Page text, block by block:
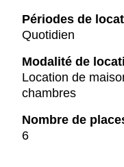
Périodes de
Quotidien
Modalité de
Location de
chambres
Nombre de
6